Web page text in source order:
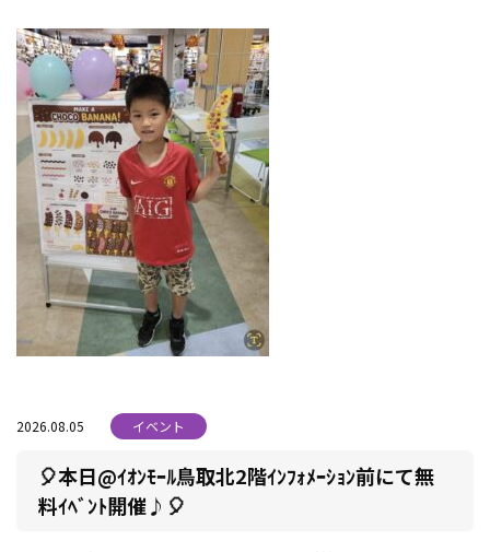
2026.08.05 イベント
🎈本日@ｲｵﾝﾓｰﾙ鳥取北2階ｲﾝﾌｫﾒｰｼｮﾝ前にて無
料ｲﾍﾞﾝﾄ開催♪🎈